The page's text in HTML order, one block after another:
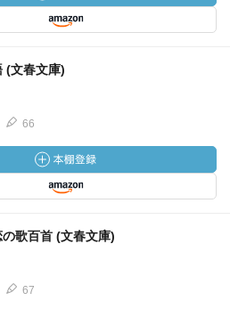
(文春文庫)
66
歌百首 (文春文庫)
67